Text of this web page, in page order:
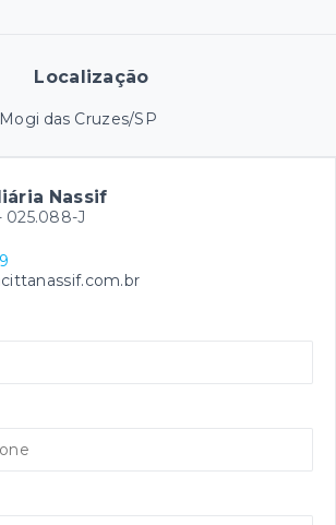
Localização
das Cruzes/SP
Nassif
025.088-J